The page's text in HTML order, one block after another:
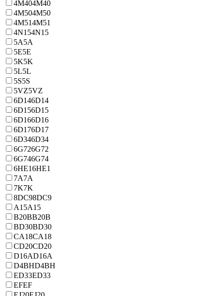
4M404M40
4M504M50
4M514M51
4N154N15
5A5A
5E5E
5K5K
5L5L
5S5S
5VZ5VZ
6D146D14
6D156D15
6D166D16
6D176D17
6D346D34
6G726G72
6G746G74
6HE16HE1
7A7A
7K7K
8DC98DC9
A15A15
B20BB20B
BD30BD30
CA18CA18
CD20CD20
D16AD16A
D4BHD4BH
ED33ED33
EFEF